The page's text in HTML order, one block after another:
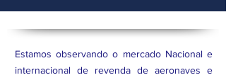
Estamos observando o mercado Nacional e
internacional de revenda de aeronaves e